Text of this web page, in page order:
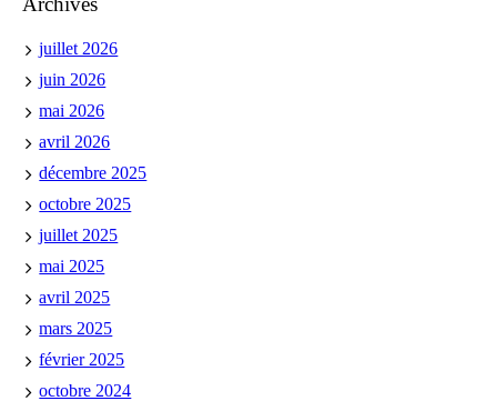
juillet 2026
juin 2026
mai 2026
avril 2026
décembre 2025
octobre 2025
juillet 2025
mai 2025
avril 2025
mars 2025
février 2025
octobre 2024